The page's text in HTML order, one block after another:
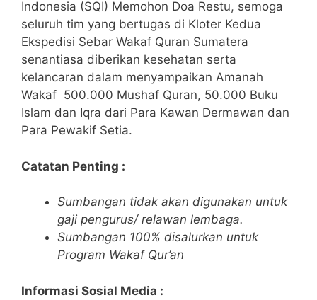
Indonesia (SQI) Memohon Doa Restu, semoga
seluruh tim yang bertugas di Kloter Kedua
Ekspedisi Sebar Wakaf Quran Sumatera
senantiasa diberikan kesehatan serta
kelancaran dalam menyampaikan Amanah
Wakaf 500.000 Mushaf Quran, 50.000 Buku
Islam dan Iqra dari Para Kawan Dermawan dan
Para Pewakif Setia.
Catatan Penting :
Sumbangan tidak akan digunakan untuk
gaji pengurus/ relawan lembaga.
Sumbangan 100% disalurkan untuk
Program Wakaf Qur’an
Informasi Sosial Media :